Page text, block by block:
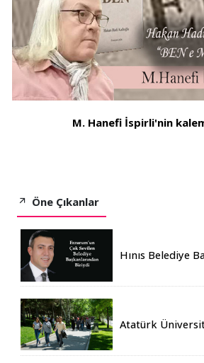
M. Hanefi İspirli'nin
Öne Çıkanlar
Hınıs Belediye
Atatürk